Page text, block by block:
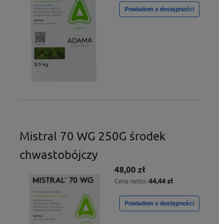
Powiadom o dostępności
Mistral 70 WG 250G środek
chwastobójczy
48,00 zł
Cena netto: 44,44 zł
Powiadom o dostępności